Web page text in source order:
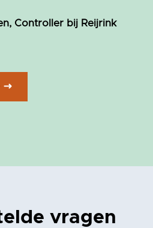
Controller bij Reijrink
vragen